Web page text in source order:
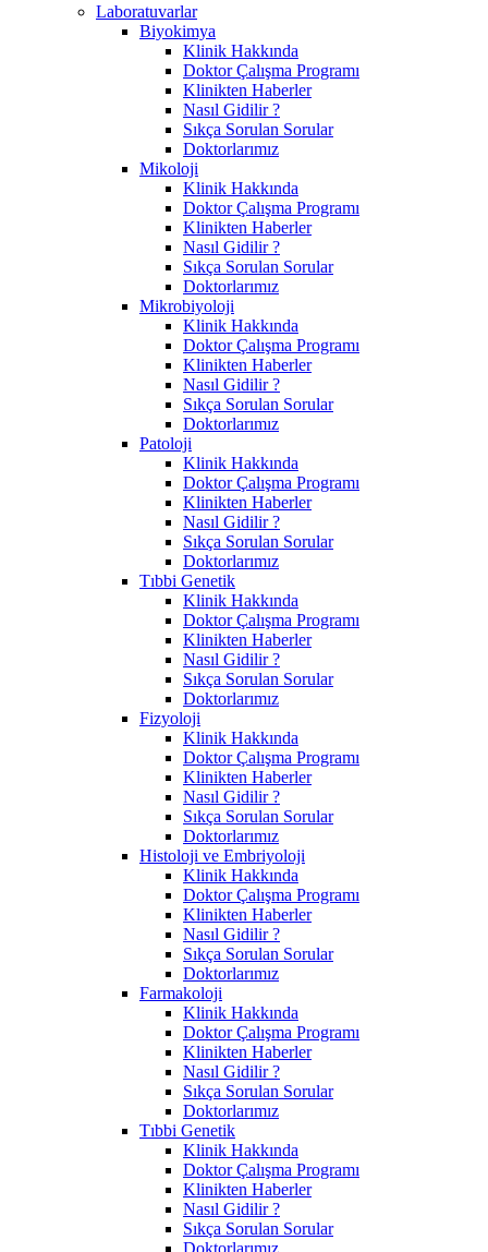
Laboratuvarlar
Biyokimya
Klinik Hakkında
Doktor Çalışma Programı
Klinikten Haberler
Nasıl Gidilir ?
Sıkça Sorulan Sorular
Doktorlarımız
Mikoloji
Klinik Hakkında
Doktor Çalışma Programı
Klinikten Haberler
Nasıl Gidilir ?
Sıkça Sorulan Sorular
Doktorlarımız
Mikrobiyoloji
Klinik Hakkında
Doktor Çalışma Programı
Klinikten Haberler
Nasıl Gidilir ?
Sıkça Sorulan Sorular
Doktorlarımız
Patoloji
Klinik Hakkında
Doktor Çalışma Programı
Klinikten Haberler
Nasıl Gidilir ?
Sıkça Sorulan Sorular
Doktorlarımız
Tıbbi Genetik
Klinik Hakkında
Doktor Çalışma Programı
Klinikten Haberler
Nasıl Gidilir ?
Sıkça Sorulan Sorular
Doktorlarımız
Fizyoloji
Klinik Hakkında
Doktor Çalışma Programı
Klinikten Haberler
Nasıl Gidilir ?
Sıkça Sorulan Sorular
Doktorlarımız
Histoloji ve Embriyoloji
Klinik Hakkında
Doktor Çalışma Programı
Klinikten Haberler
Nasıl Gidilir ?
Sıkça Sorulan Sorular
Doktorlarımız
Farmakoloji
Klinik Hakkında
Doktor Çalışma Programı
Klinikten Haberler
Nasıl Gidilir ?
Sıkça Sorulan Sorular
Doktorlarımız
Tıbbi Genetik
Klinik Hakkında
Doktor Çalışma Programı
Klinikten Haberler
Nasıl Gidilir ?
Sıkça Sorulan Sorular
Doktorlarımız